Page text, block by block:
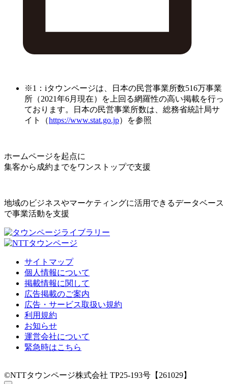
※1：iタウンページは、日本の民営事業所数516万事業
所（2021年6月現在）を上回る網羅性の高い掲載を行っ
ております。日本の民営事業所数は、総務省統計局サ
イト（https://www.stat.go.jp）を参照
ホームページを起点に
集客から成約までをワンストップで支援
地域のビジネスやマーケティングに活用できるデータベース
で事業活動を支援
サイトマップ
個人情報について
掲載情報に関して
広告掲載のご案内
広告・サービス取扱い規約
利用規約
お知らせ
運営会社について
緊急時はこちら
©NTTタウンページ株式会社 TP25-193号【261029】